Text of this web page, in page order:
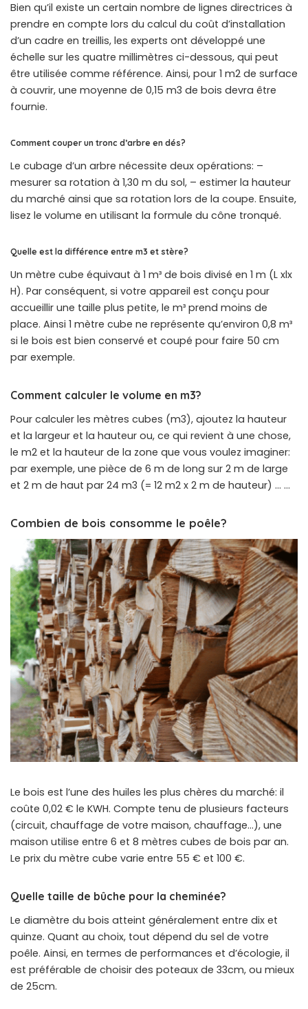
Bien qu’il existe un certain nombre de lignes directrices à
prendre en compte lors du calcul du coût d’installation
d’un cadre en treillis, les experts ont développé une
échelle sur les quatre millimètres ci-dessous, qui peut
être utilisée comme référence. Ainsi, pour 1 m2 de surface
à couvrir, une moyenne de 0,15 m3 de bois devra être
fournie.
Comment couper un tronc d’arbre en dés?
Le cubage d’un arbre nécessite deux opérations: –
mesurer sa rotation à 1,30 m du sol, – estimer la hauteur
du marché ainsi que sa rotation lors de la coupe. Ensuite,
lisez le volume en utilisant la formule du cône tronqué.
Quelle est la différence entre m3 et stère?
Un mètre cube équivaut à 1 m³ de bois divisé en 1 m (L xlx
H). Par conséquent, si votre appareil est conçu pour
accueillir une taille plus petite, le m³ prend moins de
place. Ainsi 1 mètre cube ne représente qu’environ 0,8 m³
si le bois est bien conservé et coupé pour faire 50 cm
par exemple.
Comment calculer le volume en m3?
Pour calculer les mètres cubes (m3), ajoutez la hauteur
et la largeur et la hauteur ou, ce qui revient à une chose,
le m2 et la hauteur de la zone que vous voulez imaginer:
par exemple, une pièce de 6 m de long sur 2 m de large
et 2 m de haut par 24 m3 (= 12 m2 x 2 m de hauteur) … …
Combien de bois consomme le poêle?
Le bois est l’une des huiles les plus chères du marché: il
coûte 0,02 € le KWH. Compte tenu de plusieurs facteurs
(circuit, chauffage de votre maison, chauffage…), une
maison utilise entre 6 et 8 mètres cubes de bois par an.
Le prix du mètre cube varie entre 55 € et 100 €.
Quelle taille de bûche pour la cheminée?
Le diamètre du bois atteint généralement entre dix et
quinze. Quant au choix, tout dépend du sel de votre
poêle. Ainsi, en termes de performances et d’écologie, il
est préférable de choisir des poteaux de 33cm, ou mieux
de 25cm.